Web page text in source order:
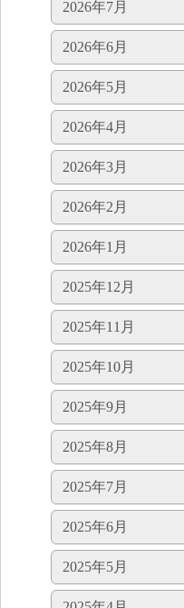
2026年7月
2026年6月
2026年5月
2026年4月
2026年3月
2026年2月
2026年1月
2025年12月
2025年11月
2025年10月
2025年9月
2025年8月
2025年7月
2025年6月
2025年5月